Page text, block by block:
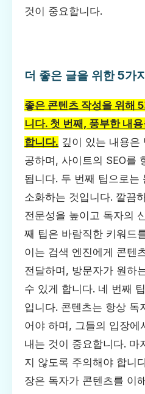
것이 중요합니다.
더 좋은 글을 위한 5가
좋은 콘텐츠 작성을 위해
니다. 첫 번째, 풍부한 내
합니다. 깊이 있는 내용은
공하며, 사이트의 SEO를
됩니다. 두 번째 팁으로는
소화하는 것입니다. 깔끔
전문성을 높이고 독자의
째 팁은 바람직한 키워드
이는 검색 엔진에게 콘텐
전달하며, 방문자가 원하
수 있게 합니다. 네 번째
입니다. 콘텐츠는 항상 독
어야 하며, 그들의 입장에
내는 것이 중요합니다. 마
지 않도록 주의해야 합니
장은 독자가 콘텐츠를 이